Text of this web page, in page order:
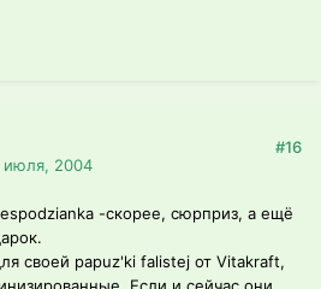
июля, 2004
#16
-скорее, сюрприз, а ещё
своей papuz'ki falistej от Vitakraft,